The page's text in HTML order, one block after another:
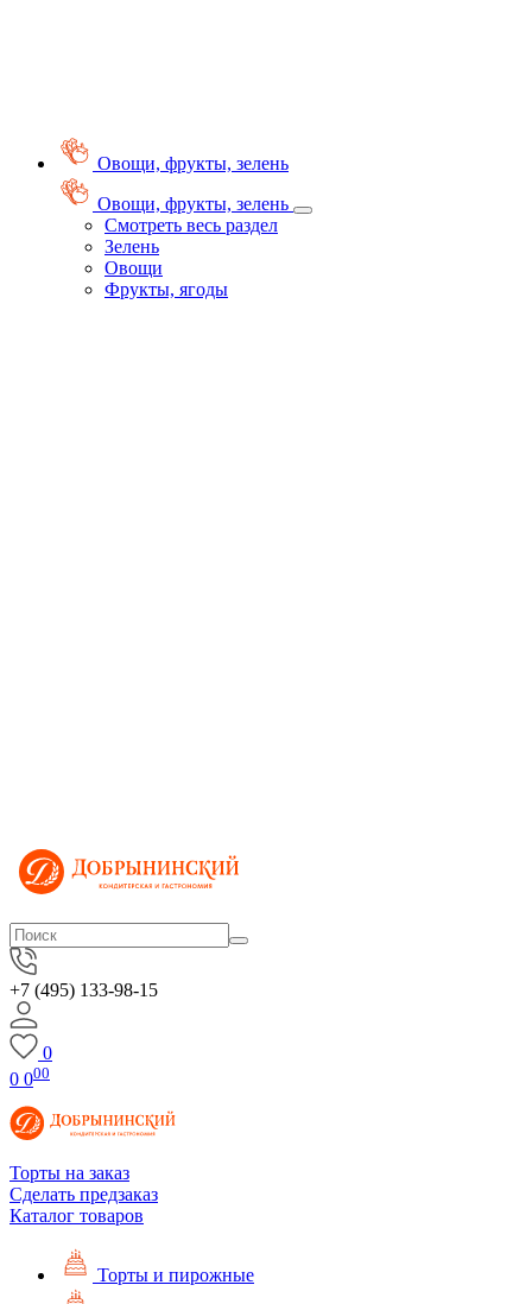
Овощи, фрукты, зелень
Овощи, фрукты, зелень
Смотреть весь раздел
Зелень
Овощи
Фрукты, ягоды
+7 (495) 133-98-15
0
0 000
Торты на заказ
Сделать предзаказ
Каталог товаров
Торты и пирожные